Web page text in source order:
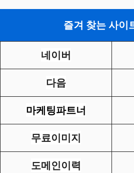
즐겨 찾는 사이
네이버
다음
마케팅파트너
무료이미지
도메인이력